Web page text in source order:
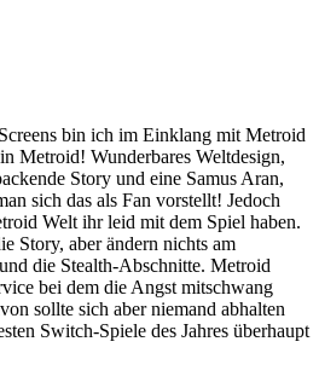
bin ich im Einklang mit Metroid
Metroid! Wunderbares Weltdesign,
Story und eine Samus Aran,
sich das als Fan vorstellt! Jedoch
Welt ihr leid mit dem Spiel haben.
Story, aber ändern nichts am
die Stealth-Abschnitte. Metroid
bei dem die Angst mitschwang
sollte sich aber niemand abhalten
Switch-Spiele des Jahres überhaupt